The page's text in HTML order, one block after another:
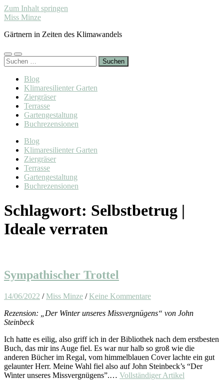
Zum Inhalt springen
Miss Minze
Gärtnern in Zeiten des Klimawandels
Mobile-
Menü
Suchfeld
ein-/ausblenden
Suchen
nach:
Blog
Klimaresilienter Garten
Ziergräser
Terrasse
Gartengestaltung
Buchrezensionen
Blog
Klimaresilienter Garten
Ziergräser
Terrasse
Gartengestaltung
Buchrezensionen
Schlagwort: Selbstbetrug |
Ideale verraten
Sympathischer Trottel
14/06/2022 /Miss Minze /Keine Kommentare
Rezension: „Der Winter unseres Missvergnügens“ von John
Steinbeck
Ich hatte es eilig, also griff ich in der Bibliothek nach dem erstbesten
Buch, das mir ins Auge fiel. Es war nur halb so groß wie die
anderen Bücher im Regal, vom himmelblauen Cover lachte ein gut
gelaunter Herr. Meine Wahl fiel also auf John Steinbeck’s “Der
Winter unseres Missvergnügens”.… Vollständiger Artikel